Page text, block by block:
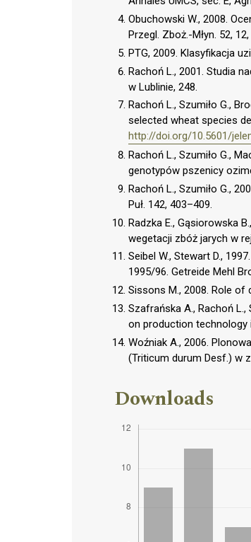
Obuchowski W., 2008.
Przegl. Zboż.-Młyn. 52,
PTG, 2009. Klasyfikacja
Rachoń L., 2001. Studia
w Lublinie, 248.
Rachoń L., Szumiło G.,
selected wheat species
http://doi.org/10.5601/
Rachoń L., Szumiło G.,
genotypów pszenicy
Rachoń L., Szumiło G.,
Puł. 142, 403–409.
Radzka E., Gąsiorowska
wegetacji zbóż jarych w
Seibel W., Stewart D.,
1995/96. Getreide Mehl
Sissons M., 2008. Role
Szafrańska A., Rachoń
on production technology
Woźniak A., 2006.
(Triticum durum Desf.) w
Downloads